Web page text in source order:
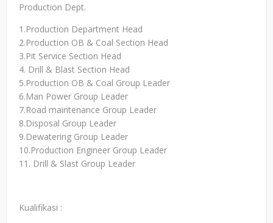
Production Dept.
1.Production Department Head
2.Production OB & Coal Section Head
3.Pit Service Section Head
4. Drill & Blast Section Head
5.Production OB & Coal Group Leader
6.Man Power Group Leader
7.Road maintenance Group Leader
8.Disposal Group Leader
9.Dewatering Group Leader
10.Production Engineer Group Leader
11. Drill & Slast Group Leader
Kualifikasi :